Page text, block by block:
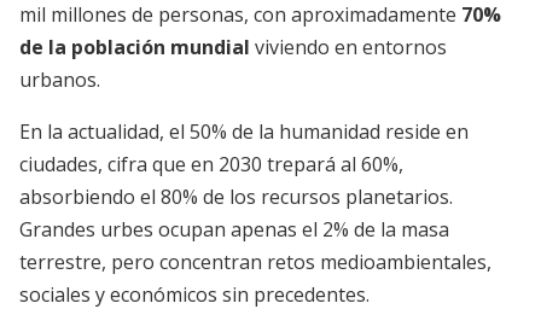
mil millones de personas, con aproximadamente 70%
de la población mundial viviendo en entornos
urbanos.
En la actualidad, el 50% de la humanidad reside en
ciudades, cifra que en 2030 trepará al 60%,
absorbiendo el 80% de los recursos planetarios.
Grandes urbes ocupan apenas el 2% de la masa
terrestre, pero concentran retos medioambientales,
sociales y económicos sin precedentes.